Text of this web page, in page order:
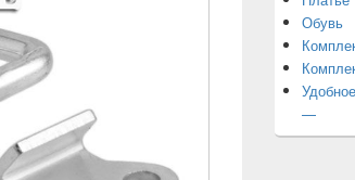
Обувь
—